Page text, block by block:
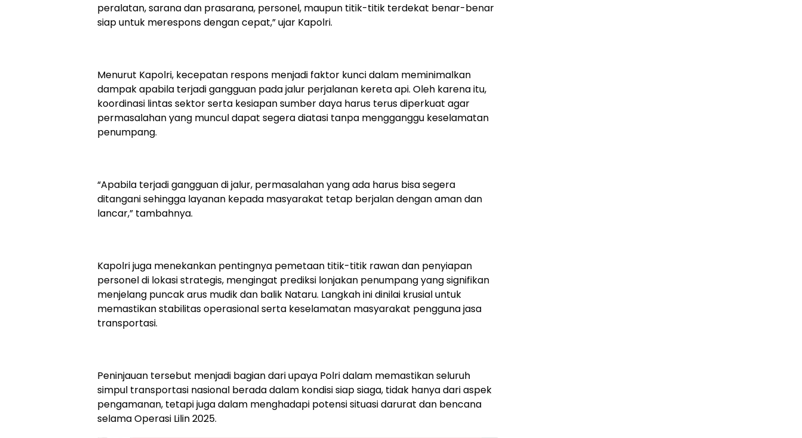
peralatan, sarana dan prasarana, personel, maupun titik-titik terdekat benar-benar
siap untuk merespons dengan cepat,” ujar Kapolri.
Menurut Kapolri, kecepatan respons menjadi faktor kunci dalam meminimalkan
dampak apabila terjadi gangguan pada jalur perjalanan kereta api. Oleh karena itu,
koordinasi lintas sektor serta kesiapan sumber daya harus terus diperkuat agar
permasalahan yang muncul dapat segera diatasi tanpa mengganggu keselamatan
penumpang.
“Apabila terjadi gangguan di jalur, permasalahan yang ada harus bisa segera
ditangani sehingga layanan kepada masyarakat tetap berjalan dengan aman dan
lancar,” tambahnya.
Kapolri juga menekankan pentingnya pemetaan titik-titik rawan dan penyiapan
personel di lokasi strategis, mengingat prediksi lonjakan penumpang yang signifikan
menjelang puncak arus mudik dan balik Nataru. Langkah ini dinilai krusial untuk
memastikan stabilitas operasional serta keselamatan masyarakat pengguna jasa
transportasi.
Peninjauan tersebut menjadi bagian dari upaya Polri dalam memastikan seluruh
simpul transportasi nasional berada dalam kondisi siap siaga, tidak hanya dari aspek
pengamanan, tetapi juga dalam menghadapi potensi situasi darurat dan bencana
selama Operasi Lilin 2025.